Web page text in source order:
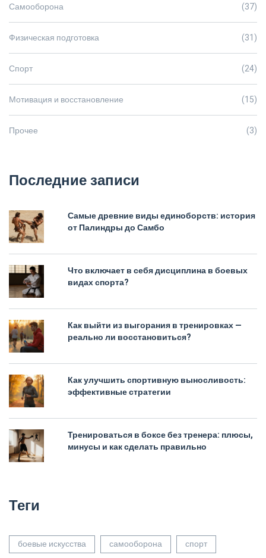
Самооборона (37)
Физическая подготовка (31)
Спорт (24)
Мотивация и восстановление (15)
Прочее (3)
Последние записи
Самые древние виды единоборств: история
от Палиндры до Самбо
Что включает в себя дисциплина в боевых
видах спорта?
Как выйти из выгорания в тренировках —
реально ли восстановиться?
Как улучшить спортивную выносливость:
эффективные стратегии
Тренироваться в боксе без тренера: плюсы,
минусы и как сделать правильно
Теги
боевые искусства самооборона
спорт